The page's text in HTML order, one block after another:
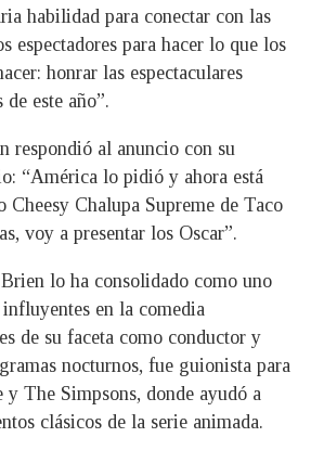
habilidad para conectar con las
espectadores para hacer lo que los
honrar las espectaculares
este año”.
respondió al anuncio con su
“América lo pidió y ahora está
Cheesy Chalupa Supreme de Taco
voy a presentar los Oscar”.
lo ha consolidado como uno
en la comedia
de su faceta como conductor y
nocturnos, fue guionista para
The Simpsons, donde ayudó a
clásicos de la serie animada.